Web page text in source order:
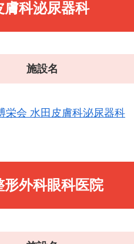
膚科泌尿器科
施設名
栄会 水田皮膚科泌尿器科
形外科眼科医院